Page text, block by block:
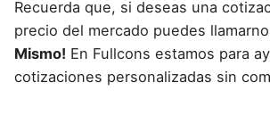
Recuerda que, si deseas una
precio del mercado puedes
Mismo! En Fullcons estamos para
cotizaciones personalizadas sin